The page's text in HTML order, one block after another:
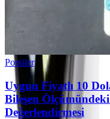
Popüler
Uygun Fiyatlı 10
Bileşen
Değerlendirmesi